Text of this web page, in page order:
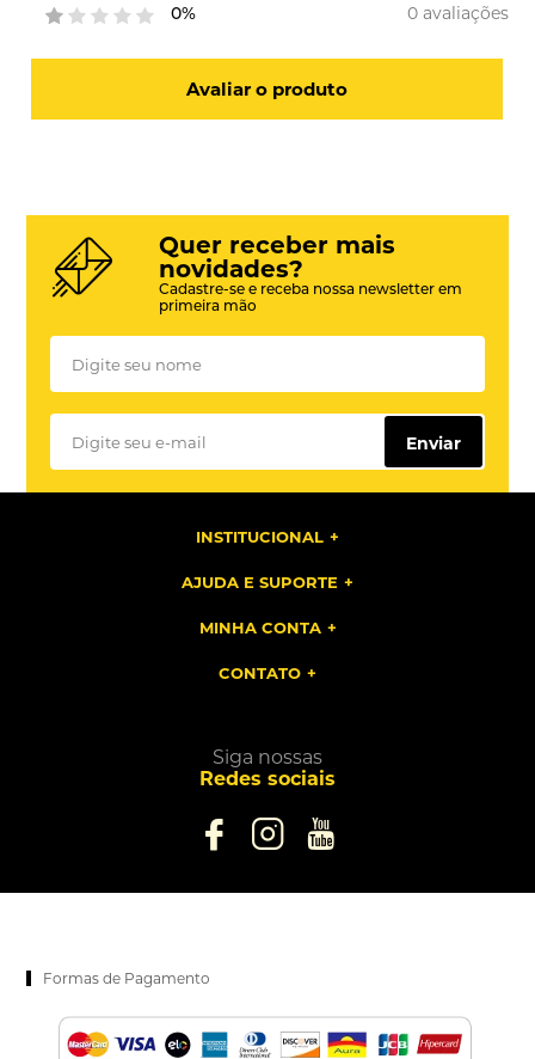
0% 0 avaliações
Avaliar o produto
Quer receber mais
novidades?
Cadastre-se e receba nossa newsletter em
primeira mão
Enviar
INSTITUCIONAL
AJUDA E SUPORTE
MINHA CONTA
CONTATO
Siga nossas
Redes sociais
Formas de Pagamento